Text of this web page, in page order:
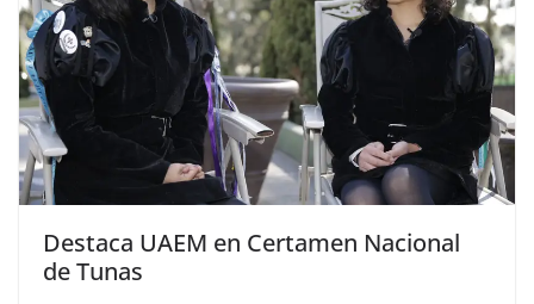
Destaca UAEM en Certamen Nacional
de Tunas